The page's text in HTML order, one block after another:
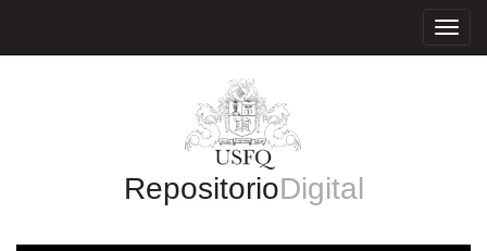
RepositorioDigital